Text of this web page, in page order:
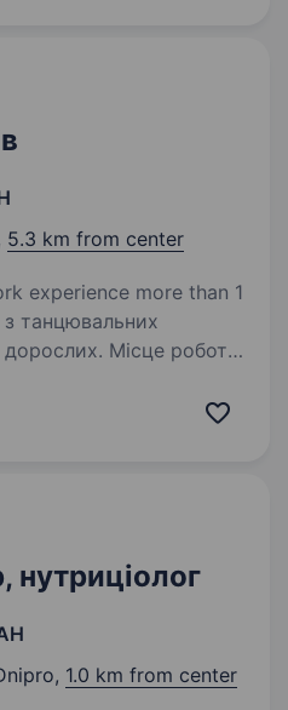
5.3 km from center
experience more than 1
дорослих. Місце роботи:
для роботи в
нутриціолог
1.0 km from center